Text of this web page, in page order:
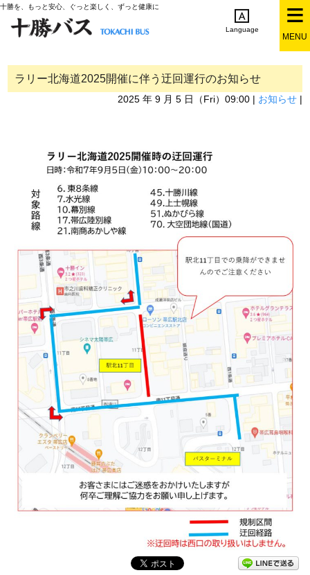
十勝を、もっと安心、ぐっと楽しく、ずっと健康に
Language
한국어
MENU
ラリー北海道2025開催に伴う迂回運行のお知らせ
2025 年 9 月 5 日（Fri）09:00 | お知らせ|